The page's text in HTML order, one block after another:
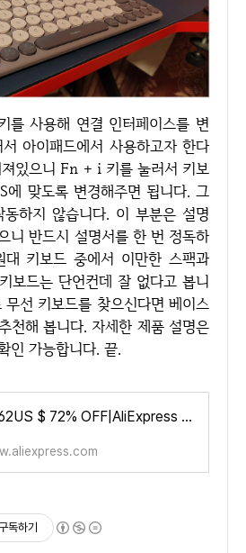
아이패드에서 사용하고자 한다
있으니 Fn + i 키를 눌러서 키보
에 맞도록 변경해주면 됩니다. 그
하지 않습니다. 이 부분은 설명
니 반드시 설명서를 한 번 정독하
대 키보드 중에서 이만한 스팩과
보드는 단언컨데 잘 없다고 봅니
선 키보드를 찾으신다면 베이스
천해 봅니다. 자세한 제품 설명은
인 가능합니다. 끝.
12.62US $ 72% OFF|AliExpress Collection Baseus Bluetooth Wireless Keyboard 5.0 2.4G USB Silent US Layout Keyboards EN 84 / 105 K
독하기